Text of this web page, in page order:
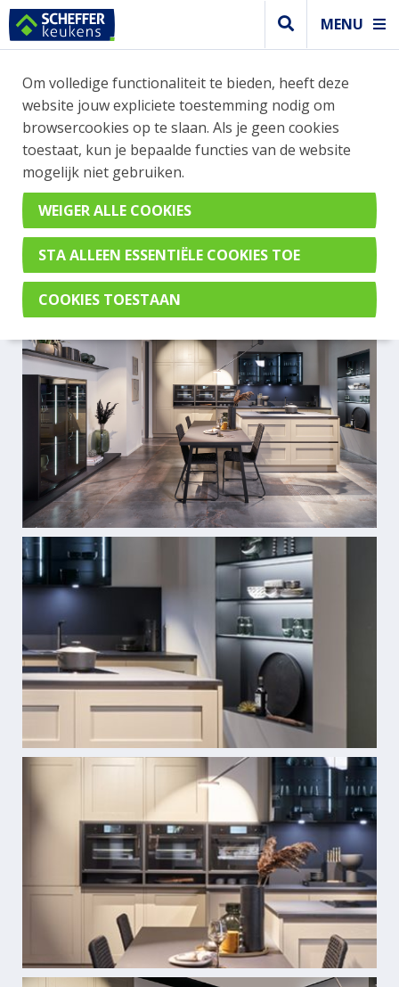
MENU
Greeploos keuken
GREEPLOZE KEUKEN MET
KADERDEUR IN DE KLEUR
OMBER NATUUR
Hampton SelectionGL Omber Natuur
Om volledige functionaliteit te bieden, heeft deze
website jouw expliciete toestemming nodig om
browsercookies op te slaan. Als je geen cookies
toestaat, kun je bepaalde functies van de website
mogelijk niet gebruiken.